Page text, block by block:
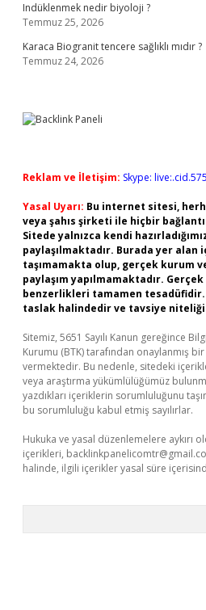
Indüklenmek nedir biyoloji ?
Temmuz 25, 2026
Karaca Biogranit tencere sağlıklı mıdır ?
Temmuz 24, 2026
Reklam ve İletişim: Skype:
Yasal Uyarı: Bu internet sitesi,
veya şahıs şirketi ile hiçbir
Sitede yalnızca kendi
paylaşılmaktadır. Burada yer
taşımamakta olup, gerçek kurum
paylaşım yapılmamaktadır.
benzerlikleri tamamen
taslak halindedir ve tavsiye niteliği
Sitemiz, 5651 Sayılı Kanun gereğince
Kurumu (BTK) tarafından onaylanmış
vermektedir. Bu nedenle, sitedeki
veya araştırma yükümlülüğümüz
yazdıkları içeriklerin sorumluluğunu
bu sorumluluğu kabul etmiş sayılırlar.
Hukuka ve yasal düzenlemelere aykırı
içerikleri,
halinde, ilgili içerikler yasal süre